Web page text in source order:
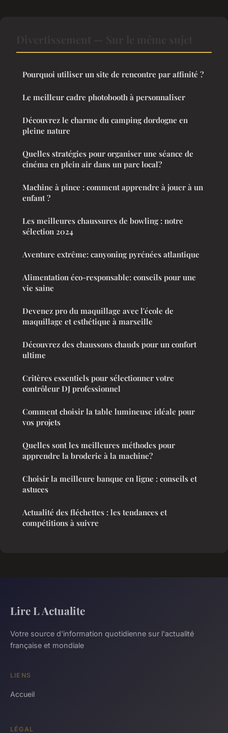
Pourquoi utiliser un site de rencontre par affinité ?
Le meilleur cadre photobooth à personnaliser
Découvrez le charme du camping dordogne en
pleine nature
Quelles stratégies pour organiser une séance de
cinéma en plein air dans un parc local?
Machine à pince : comment apprendre à jouer à un
enfant ?
Les meilleures chaussures de bowling : notre
sélection 2024
Aventure extrême: canyoning pyrénées atlantique
Alimentation éco-responsable: conseils pour une
vie saine
Devenez pro du maquillage avec l'école de
maquillage et esthétique à marseille
Découvrez des chaussons chauds pour un confort
ultime
Critères essentiels pour sélectionner votre
contrôleur DJ professionnel
Comment choisir la table lumineuse idéale pour
vos projets
Quelles sont les meilleures méthodes pour
apprendre la broderie à la machine?
Choisir la meilleure banque en ligne : conseils et
astuces
Actualité des fléchettes : les tendances et
compétitions à suivre
Lire L Actualite
Votre source d'information quotidienne sur l'actualité
française et mondiale
LIENS
Accueil
LÉGAL